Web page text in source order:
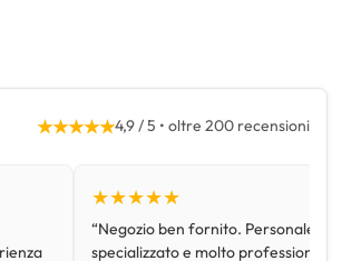
★★★★★4,9 / 5 • oltre 200 recensioni
★★★★★
“Negozio ben fornito. Personale
specializzato e molto professionale.